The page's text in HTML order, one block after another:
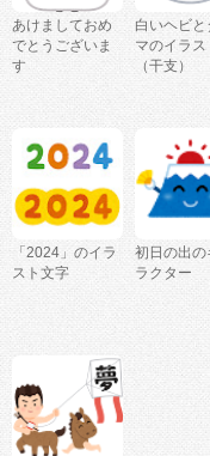
あけましておめ
でとうございま
す
白いヘビと
マのイラス
（干支）
「2024」のイラ
スト文字
初日の出の
ラクター